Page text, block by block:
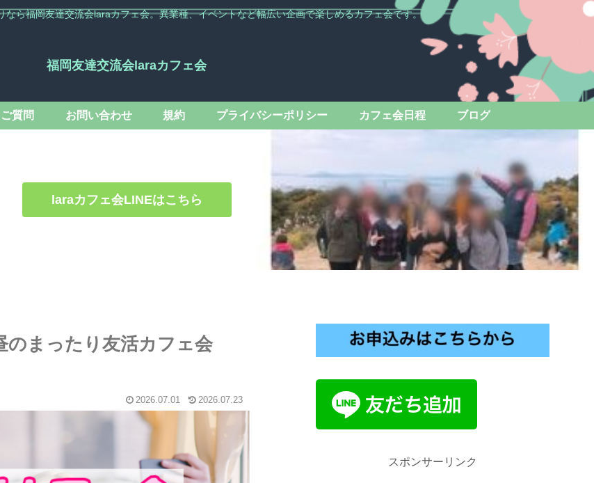
なら福岡友達交流会laraカフェ会。異業種、イベントなど幅広い企画で楽しめるカフェ会です。
福岡友達交流会laraカフェ会
質問 お問い合わせ 規約 プライバシーポリシー カフェ会日程 ブログ
laraカフェ会LINEはこちら
まったり友活カフェ会
2026.07.01 2026.07.23
スポンサーリンク